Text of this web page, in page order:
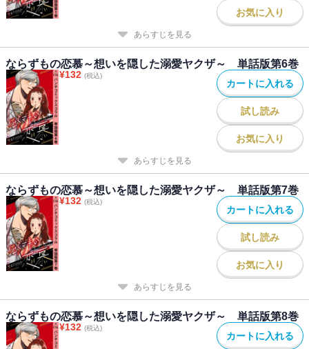
お気に入り
あらすじを見る
ならずもの恋慕～想いを隠した溺愛ヤクザ～ 単話版第6巻
¥132 (税込)
カートに入れる
試し読み
お気に入り
あらすじを見る
ならずもの恋慕～想いを隠した溺愛ヤクザ～ 単話版第7巻
¥132 (税込)
カートに入れる
試し読み
お気に入り
あらすじを見る
ならずもの恋慕～想いを隠した溺愛ヤクザ～ 単話版第8巻
¥132 (税込)
カートに入れる